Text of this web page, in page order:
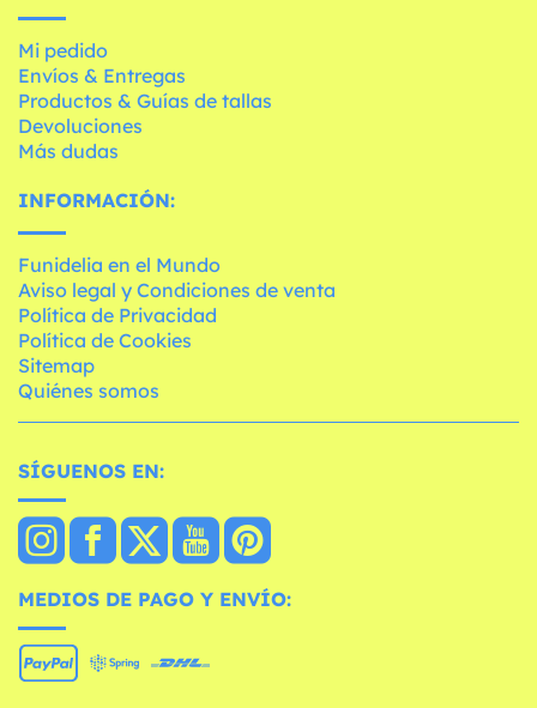
Mi pedido
Envíos & Entregas
Productos & Guías de tallas
Devoluciones
Más dudas
INFORMACIÓN:
Funidelia en el Mundo
Aviso legal y Condiciones de venta
Política de Privacidad
Política de Cookies
Sitemap
Quiénes somos
SÍGUENOS EN:
MEDIOS DE PAGO Y ENVÍO: